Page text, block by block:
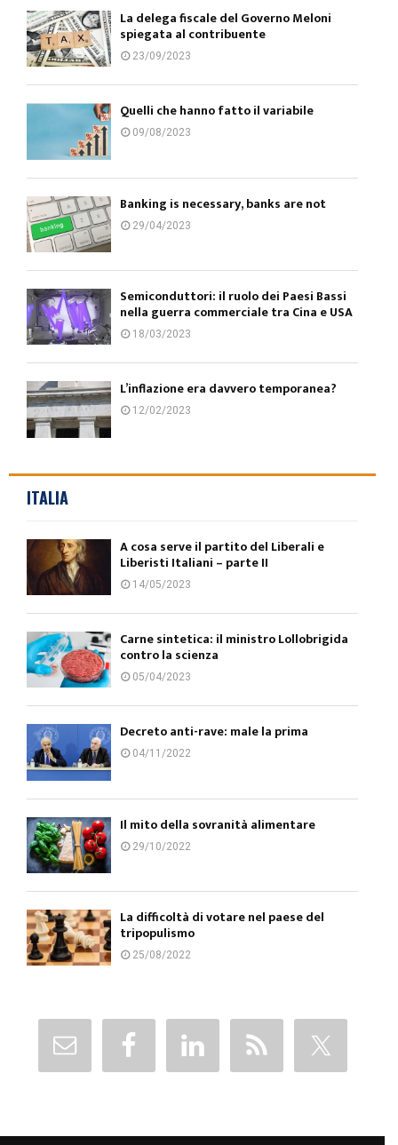
La delega fiscale del Governo Meloni
spiegata al contribuente
23/09/2023
Quelli che hanno fatto il variabile
09/08/2023
Banking is necessary, banks are not
29/04/2023
Semiconduttori: il ruolo dei Paesi Bassi
nella guerra commerciale tra Cina e USA
18/03/2023
L’inflazione era davvero temporanea?
12/02/2023
ITALIA
A cosa serve il partito del Liberali e
Liberisti Italiani – parte II
14/05/2023
Carne sintetica: il ministro Lollobrigida
contro la scienza
05/04/2023
Decreto anti-rave: male la prima
04/11/2022
Il mito della sovranità alimentare
29/10/2022
La difficoltà di votare nel paese del
tripopulismo
25/08/2022